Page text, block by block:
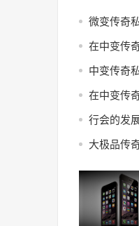
微变传奇
在中变传
中变传奇
在中变传
行会的发
大极品传